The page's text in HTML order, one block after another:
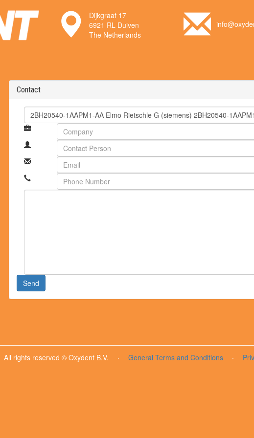
Dijkgraaf 17
6921 RL Duiven
The Netherlands
Contact
Send
All rights reserved © Oxydent B.V.
· General Terms and Conditions ·